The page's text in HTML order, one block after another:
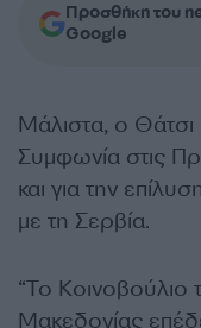
Προσθήκη του
Google
Μάλιστα, ο Θάτσι
Συμφωνία στις
και για την
με τη Σερβία.
“Το Κοινοβούλιο
Μακεδονίας